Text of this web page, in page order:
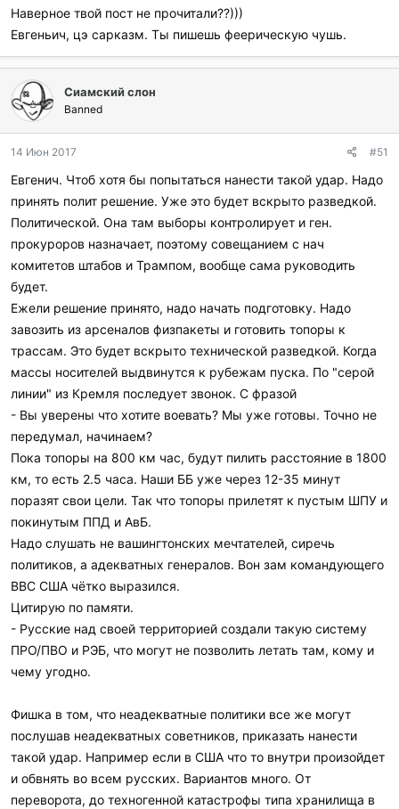
Наверное твой пост не прочитали??)))
Евгеньич, цэ сарказм. Ты пишешь феерическую чушь.
Сиамский слон
Banned
14 Июн 2017 #51
Евгенич. Чтоб хотя бы попытаться нанести такой удар. Надо
принять полит решение. Уже это будет вскрыто разведкой.
Политической. Она там выборы контролирует и ген.
прокуроров назначает, поэтому совещанием с нач
комитетов штабов и Трампом, вообще сама руководить
будет.
Ежели решение принято, надо начать подготовку. Надо
завозить из арсеналов физпакеты и готовить топоры к
трассам. Это будет вскрыто технической разведкой. Когда
массы носителей выдвинутся к рубежам пуска. По "серой
линии" из Кремля последует звонок. С фразой
- Вы уверены что хотите воевать? Мы уже готовы. Точно не
передумал, начинаем?
Пока топоры на 800 км час, будут пилить расстояние в 1800
км, то есть 2.5 часа. Наши ББ уже через 12-35 минут
поразят свои цели. Так что топоры прилетят к пустым ШПУ и
покинутым ППД и АвБ.
Надо слушать не вашингтонских мечтателей, сиречь
политиков, а адекватных генералов. Вон зам командующего
ВВС США чётко выразился.
Цитирую по памяти.
- Русские над своей территорией создали такую систему
ПРО/ПВО и РЭБ, что могут не позволить летать там, кому и
чему угодно.
Фишка в том, что неадекватные политики все же могут
послушав неадекватных советников, приказать нанести
такой удар. Например если в США что то внутри произойдет
и обвнять во всем русских. Вариантов много. От
переворота, до техногенной катастрофы типа хранилища в